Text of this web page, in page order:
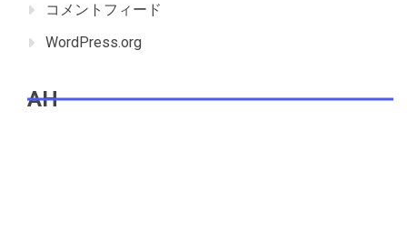
コメントフィード
WordPress.org
AH